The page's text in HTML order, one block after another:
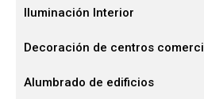
Iluminación Interior
Decoración de centros
Alumbrado de edificios